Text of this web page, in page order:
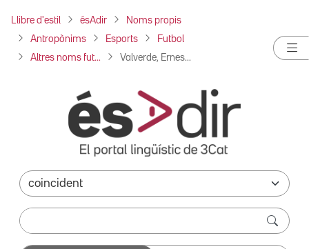
Llibre d'estil ésAdir Noms propis
Antropònims Esports Futbol
Altres noms fut... Valverde, Ernes...